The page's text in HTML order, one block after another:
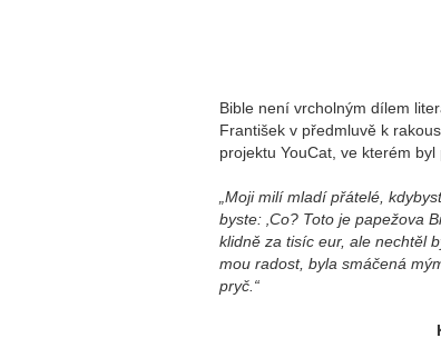
Bible není vrcholným dílem
František v předmluvě k
projektu YouCat, ve kterém
„Moji milí mladí přátelé,
byste: ‚Co? Toto je papežova
klidně za tisíc eur, ale nechtěl
mou radost, byla smáčená
pryč.“